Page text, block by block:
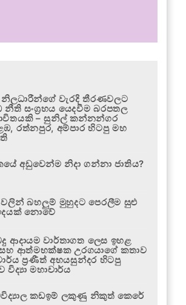
නිලධාරීන්ගේ වැරදි තීරණවලට
සංග්‍රහය යෙදවීම බරපතල
– සුනිල් කන්නන්ගර
රත්නපුර, අම්පාර හිටපු මහ
අඩුවෙන්ම නිදා ගන්නා ජාතිය?
වලින් බහලුම් මුහුදට පෙරලීම සුළු
නොවේ
ආදායම වාර්තාගත ලෙස ඉහළ
සහ ආත්මභක්ෂක උරගයාගේ කතාව
ප්‍රණීත් අභයසුන්දර හිටපු
විද්‍යා මහාචාර්ය
කඩඉම් ලකුණු නිකුත් කෙරේ